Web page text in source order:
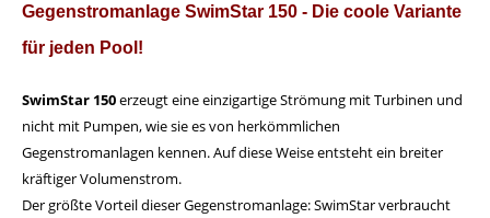
Gegenstromanlage SwimStar 150 - Die coole Variante
für jeden Pool!
SwimStar 150erzeugt eine einzigartige Strömung mit Turbinen und
nicht mit Pumpen, wie sie es von herkömmlichen
Gegenstromanlagen kennen. Auf diese Weise entsteht ein breiter
kräftiger Volumenstrom.
Der größte Vorteil dieser Gegenstromanlage: SwimStar verbraucht